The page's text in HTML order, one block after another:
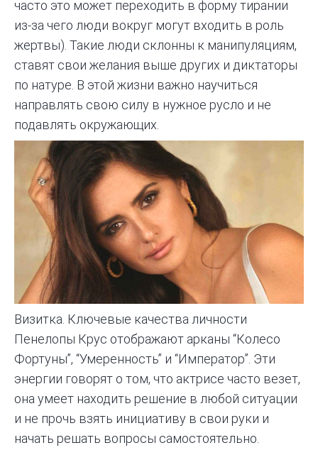
часто это может переходить в форму тирании
из-за чего люди вокруг могут входить в роль
жертвы). Такие люди склонны к манипуляциям,
ставят свои желания выше других и диктаторы
по натуре. В этой жизни важно научиться
направлять свою силу в нужное русло и не
подавлять окружающих.
Визитка. Ключевые качества личности
Пенелопы Крус отображают арканы “Колесо
Фортуны”, “Умеренность” и “Император”. Эти
энергии говорят о том, что актрисе часто везет,
она умеет находить решение в любой ситуации
и не прочь взять инициативу в свои руки и
начать решать вопросы самостоятельно.